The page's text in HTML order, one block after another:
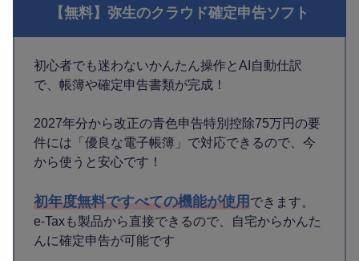
【無料】弥生のクラウド確定申告ソフト
初心者でも迷わないかんたん操作とAI自動仕訳
で、帳簿や確定申告書類が完成！
2027年分から改正の青色申告特別控除75万円の要
件には「優良な電子帳簿」で対応できるので、今
から使うと安心です！
初年度無料ですべての機能が使用 できます。
e-Taxも製品から直接できるので、自宅からかんた
んに確定申告が可能です